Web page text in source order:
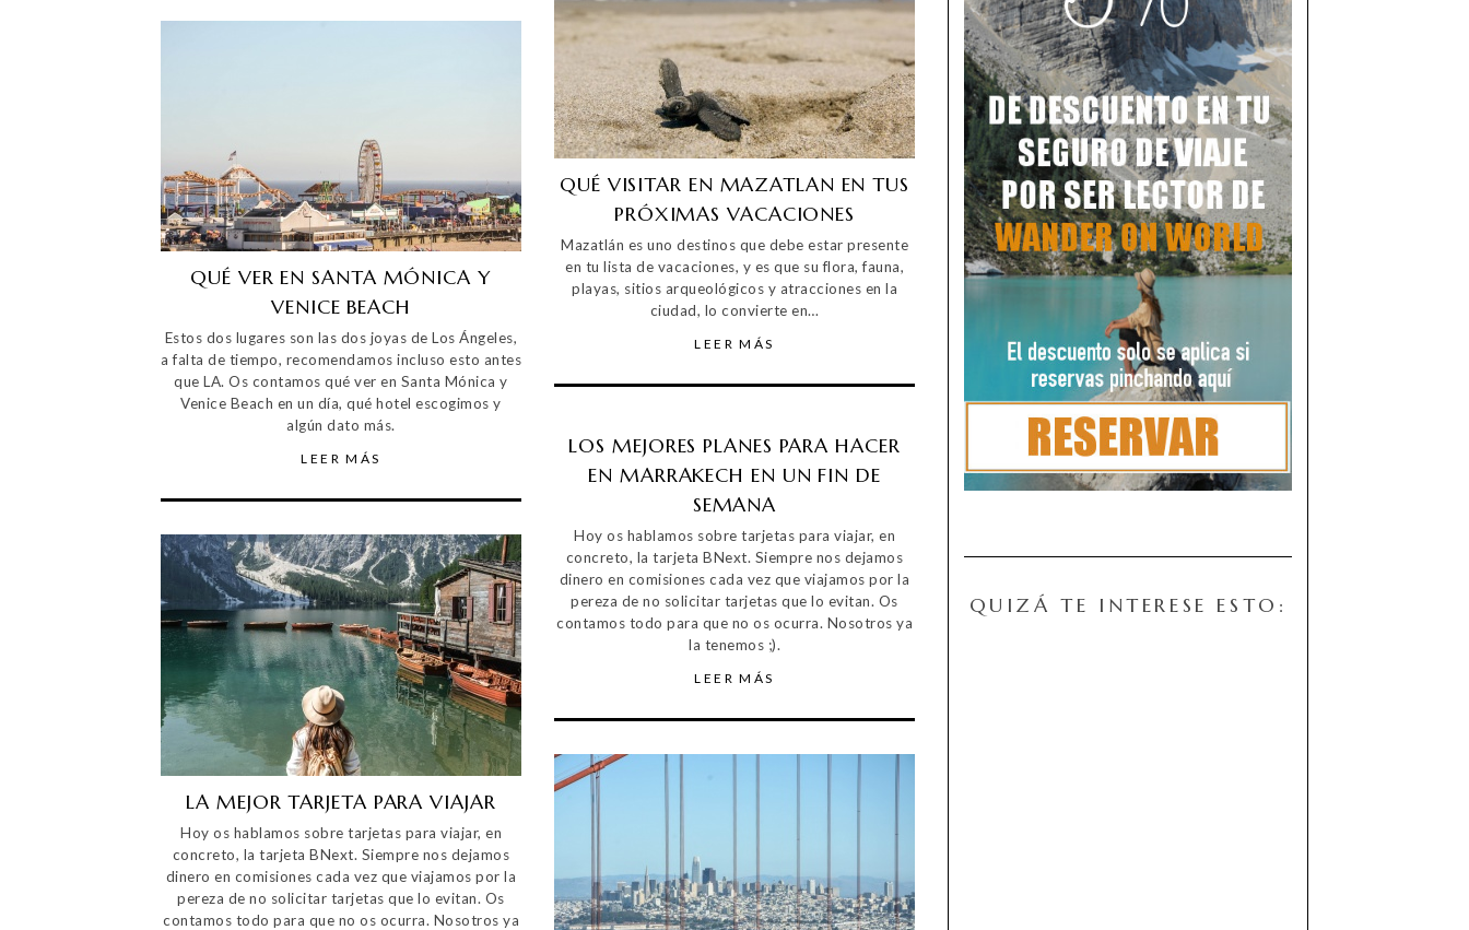
QUÉ VISITAR EN MAZATLAN EN TUS
PRÓXIMAS VACACIONES
Mazatlán es uno destinos que debe estar presente
en tu lista de vacaciones, y es que su flora, fauna,
playas, sitios arqueológicos y atracciones en la
ciudad, lo convierte en…
LEER MÁS
QUÉ VER EN SANTA MÓNICA Y
VENICE BEACH
Estos dos lugares son las dos joyas de Los Ángeles,
a falta de tiempo, recomendamos incluso esto antes
que LA. Os contamos qué ver en Santa Mónica y
Venice Beach en un día, qué hotel escogimos y
algún dato más.
LEER MÁS
LOS MEJORES PLANES PARA HACER
EN MARRAKECH EN UN FIN DE
SEMANA
Hoy os hablamos sobre tarjetas para viajar, en
concreto, la tarjeta BNext. Siempre nos dejamos
dinero en comisiones cada vez que viajamos por la
pereza de no solicitar tarjetas que lo evitan. Os
contamos todo para que no os ocurra. Nosotros ya
la tenemos ;).
LEER MÁS
LA MEJOR TARJETA PARA VIAJAR
Hoy os hablamos sobre tarjetas para viajar, en
concreto, la tarjeta BNext. Siempre nos dejamos
dinero en comisiones cada vez que viajamos por la
pereza de no solicitar tarjetas que lo evitan. Os
contamos todo para que no os ocurra. Nosotros ya
QUIZÁ TE INTERESE ESTO: